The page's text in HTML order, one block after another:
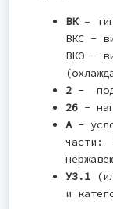
ВК–
ВКС -
ВКО -
2 -
26 -
А-
части:
У3.1
и